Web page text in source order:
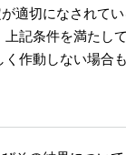
適切になされて
記条件を満た
作動しない場合